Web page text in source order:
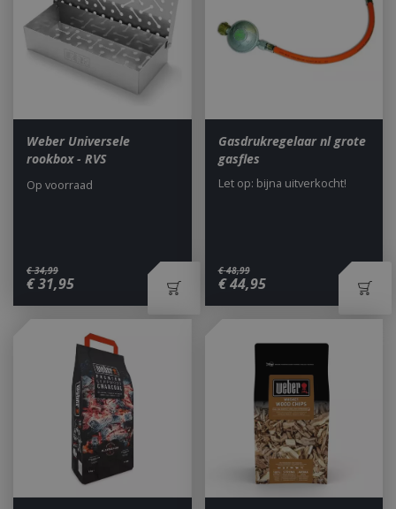
Weber Universele
rookbox - RVS
€ 34,99
€31,95
Op voorraad
Gasdrukregelaar nl grote
gasfles
€ 48,99
€ 44,95
Let op: bijna uitverkocht!